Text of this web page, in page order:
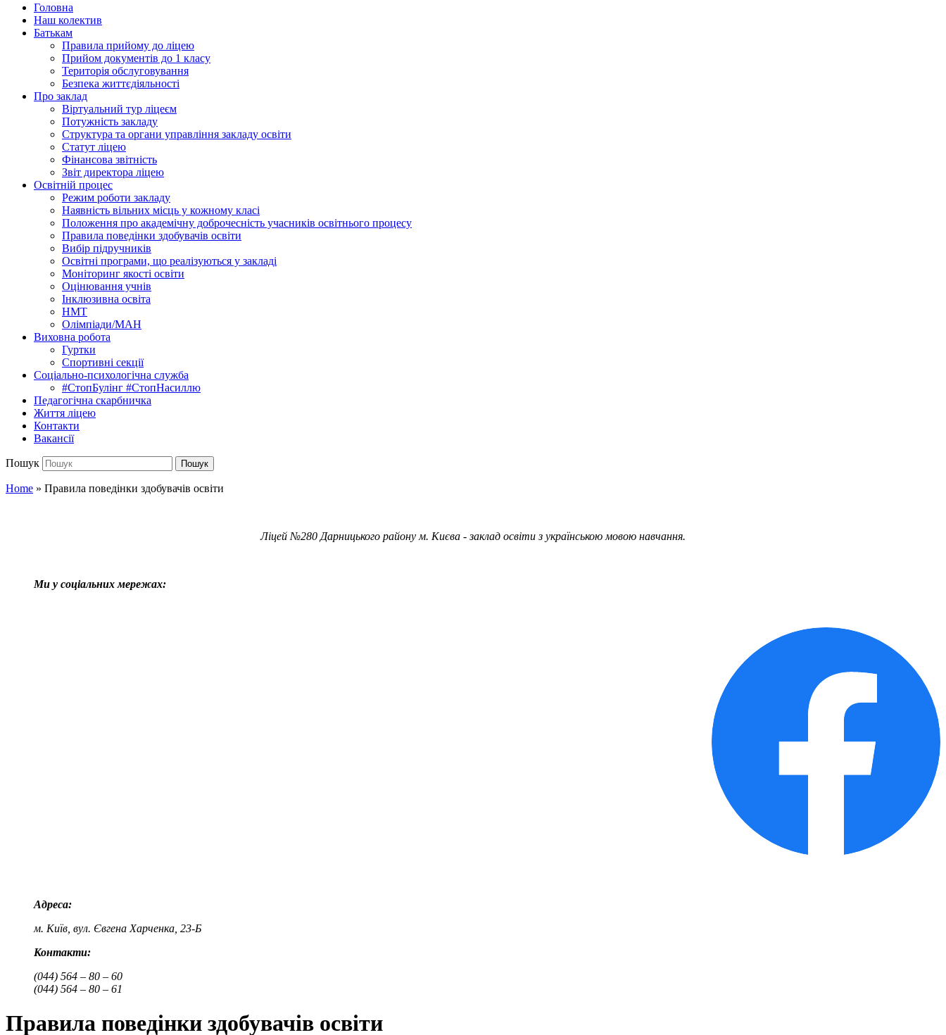
Головна
Наш колектив
Батькам
Правила прийому до ліцею
Прийом документів до 1 класу
Територія обслуговування
Безпека життєдіяльності
Про заклад
Віртуальний тур ліцеєм
Потужність закладу
Структура та органи управління закладу освіти
Статут ліцею
Фінансова звітність
Звіт директора ліцею
Освітній процес
Режим роботи закладу
Наявність вільних місць у кожному класі
Положення про академічну доброчесність учасників освітнього процесу
Правила поведінки здобувачів освіти
Вибір підручників
Освітні програми, що реалізуються у закладі
Моніторинг якості освіти
Оцінювання учнів
Інклюзивна освіта
НМТ
Олімпіади/МАН
Виховна робота
Гуртки
Спортивні секції
Соціально-психологічна служба
#СтопБулінг #СтопНасиллю
Педагогічна скарбничка
Життя ліцею
Контакти
Вакансії
Пошук Пошук
Home » Правила поведінки здобувачів освіти
Ліцей №280 Дарницького району м. Києва - заклад освіти з українською мовою навчання.
Ми у соціальних мережах:
Адреса:
м. Київ, вул. Євгена Харченка, 23-Б
Контакти:
(044) 564 – 80 – 60
(044) 564 – 80 – 61
Правила поведінки здобувачів освіти